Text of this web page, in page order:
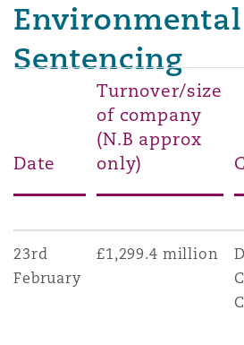
non contentieux
commercial
et rappel de produits
Environmental
Sentencing
Date
Turnover/size
of company
(N.B approx
only)
23rd
February
£1,299.4 million